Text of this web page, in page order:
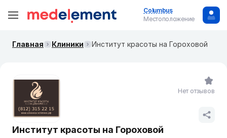
Columbus
Местоположение
Главная Клиники Институт красоты на Гороховой
Институт красоты на Гороховой
Нет отзывов